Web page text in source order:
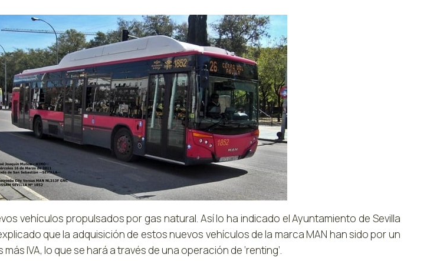
vehículos propulsados por gas natural. Así lo ha indicado el Ayuntamiento de Sevilla
que la adquisición de estos nuevos vehículos de la marca MAN han sido por un
IVA, lo que se hará a través de una operación de ‘renting’.